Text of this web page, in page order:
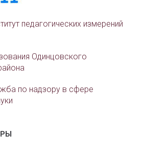
педагогических измерений
Одинцовского
по надзору в сфере